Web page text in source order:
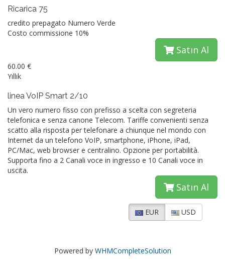
Ricarica 75
credito prepagato Numero Verde
Costo commissione 10%
Satın Al
60.00 €
Yıllık
linea VoIP Smart 2/10
Un vero numero fisso con prefisso a scelta con segreteria
telefonica e senza canone Telecom. Tariffe convenienti senza
scatto alla risposta per telefonare a chiunque nel mondo con
Internet da un telefono VoIP, smartphone, iPhone, iPad,
PC/Mac, web browser e centralino. Opzione per portabilità.
Supporta fino a 2 Canali voce in ingresso e 10 Canali voce in
uscita.
Satın Al
EUR USD
Powered by WHMCompleteSolution